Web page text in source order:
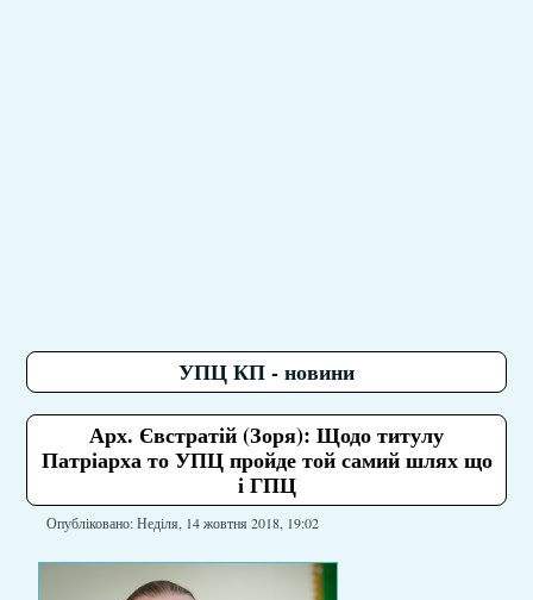
УПЦ КП - новини
Арх. Євстратій (Зоря): Щодо титулу
Патріарха то УПЦ пройде той самий шлях що
і ГПЦ
Опубліковано: Неділя, 14 жовтня 2018, 19:02